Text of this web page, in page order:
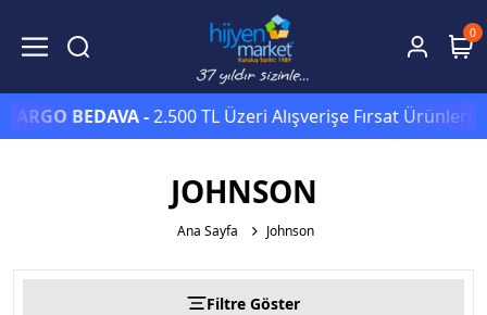
0
BEDAVA -2.500 TL Üzeri Alışverişe Fırsat
JOHNSON
Ana Sayfa Johnson
Filtre Göster